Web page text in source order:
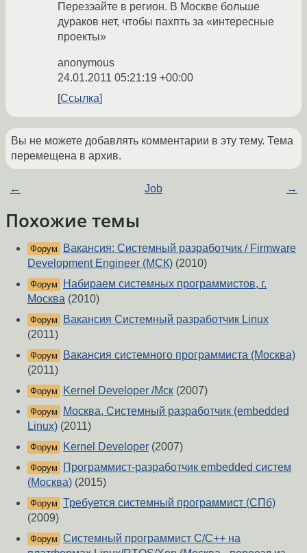
Перезэайте в регион. В Москве больше
дураков нет, чтобы пахпть за «интересные
проекты»
anonymous
24.01.2011 05:21:19 +00:00
Ссылка
Вы не можете добавлять комментарии в эту тему. Тема
перемещена в архив.
← Job →
Похожие темы
Форум
Вакансия: Системный разработчик / Firmware
Development Engineer (МСК) (2010)
Форум
Набираем системных программистов, г.
Москва (2010)
Форум
Вакансия Системный разработчик Linux
(2011)
Форум
Вакансия системного программиста (Москва)
(2011)
Форум Kernel Developer /Мск (2007)
Форум
Москва, Системный разработчик (embedded
Linux) (2011)
Форум Kernel Developer (2007)
Форум
Программист-разработчик embedded систем
(Москва) (2015)
Форум Требуется системный программист (СПб)
(2009)
Форум Системный программист C/C++ на